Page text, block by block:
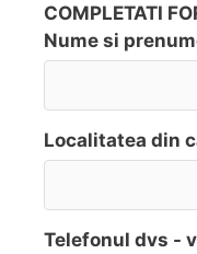
COMPLETATI
Nume si
Localitatea din
Telefonul dvs -